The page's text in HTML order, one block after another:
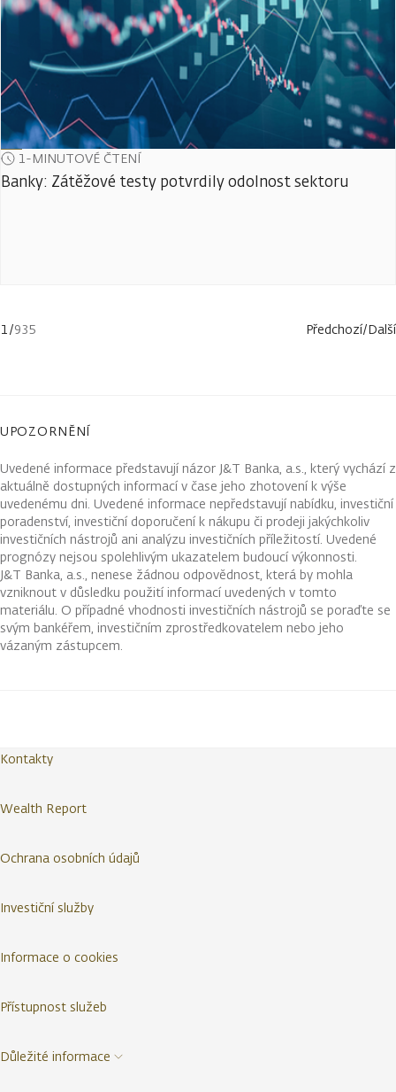
1-MINUTOVÉ ČTENÍ
Banky: Zátěžové testy potvrdily odolnost sektoru
1/935 Předchozí/Další
UPOZORNĚNÍ
Uvedené informace představují názor J&T Banka, a.s., který vychází z
aktuálně dostupných informací v čase jeho zhotovení k výše
uvedenému dni. Uvedené informace nepředstavují nabídku, investiční
poradenství, investiční doporučení k nákupu či prodeji jakýchkoliv
investičních nástrojů ani analýzu investičních příležitostí. Uvedené
prognózy nejsou spolehlivým ukazatelem budoucí výkonnosti.
J&T Banka, a.s., nenese žádnou odpovědnost, která by mohla
vzniknout v důsledku použití informací uvedených v tomto
materiálu. O případné vhodnosti investičních nástrojů se poraďte se
svým bankéřem, investičním zprostředkovatelem nebo jeho
vázaným zástupcem.
Kontakty
Wealth Report
Ochrana osobních údajů
Investiční služby
Informace o cookies
Přístupnost služeb
Důležité informace